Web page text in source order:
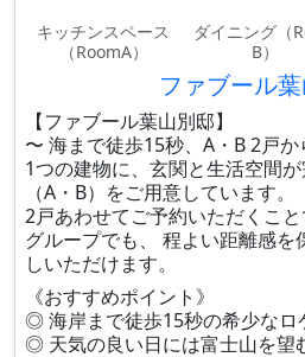
キッチンスペース
（RoomA）
ダイニング（
B）
ファブール
【ファブール葉山別邸】
〜 海まで徒歩15秒、A・B 2戸
1つの建物に、玄関と生活空間
（A・B）をご用意しています。
2戸あわせてご予約いただくこ
グループでも、 程よい距離感
しいただけます。
《おすすめポイント》
◎ 海岸まで徒歩15秒の希少なロ
◎ 天気の良い日には富士山を望